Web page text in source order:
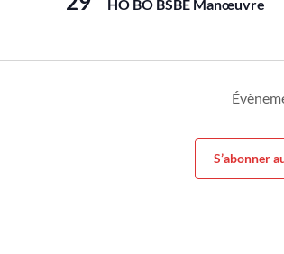
HO BO BSBE Manœuvre
S’abonner